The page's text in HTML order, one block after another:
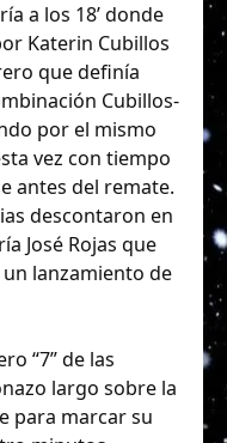
a los 18’ donde
Katerin Cubillos
que definía
Cubillos-
por el mismo
vez con tiempo
antes del remate.
descontaron en
José Rojas que
lanzamiento de
“7” de las
largo sobre la
para marcar su